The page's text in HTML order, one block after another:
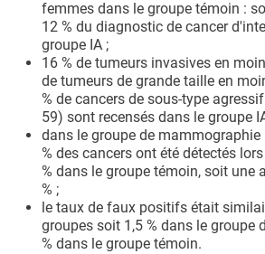
femmes dans le groupe témoin :
12 % du diagnostic de cancer
groupe IA ;
16 % de tumeurs invasives en
de tumeurs de grande taille en
% de cancers de sous-type
59) sont recensés dans le groupe
dans le groupe de mammographie
% des cancers ont été détectés
% dans le groupe témoin, soit une
% ;
le taux de faux positifs était
groupes soit 1,5 % dans le groupe
% dans le groupe témoin.